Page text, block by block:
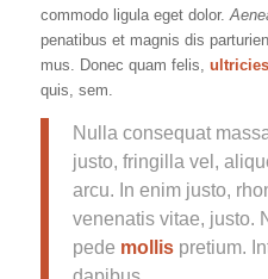
commodo ligula eget dolor.
penatibus et magnis dis
mus. Donec quam felis, ultricies
quis, sem.
Nulla consequat
justo, fringilla vel,
arcu. In enim justo,
venenatis vitae, justo.
pede mollispretium.